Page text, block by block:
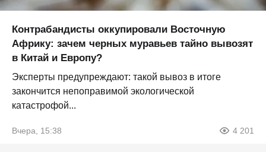
Контрабандисты оккупировали Восточную
Африку: зачем черных муравьев тайно вывозят
в Китай и Европу?
Эксперты предупреждают: такой вывоз в итоге
закончится непоправимой экологической
катастрофой...
Вчера, 15:38 4 201